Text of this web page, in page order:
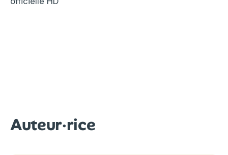
Auteur·rice